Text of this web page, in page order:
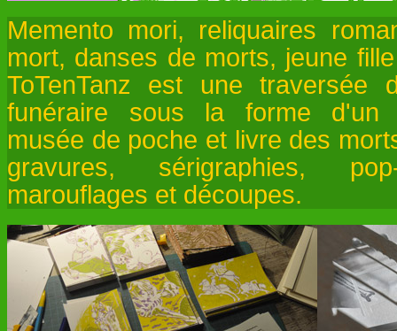
Memento mori, reliquaires
mort, danses de morts, jeune
ToTenTanz est une traversée
funéraire sous la forme d'un
musée de poche et livre des
gravures, sérigraphies,
marouflages et découpes.